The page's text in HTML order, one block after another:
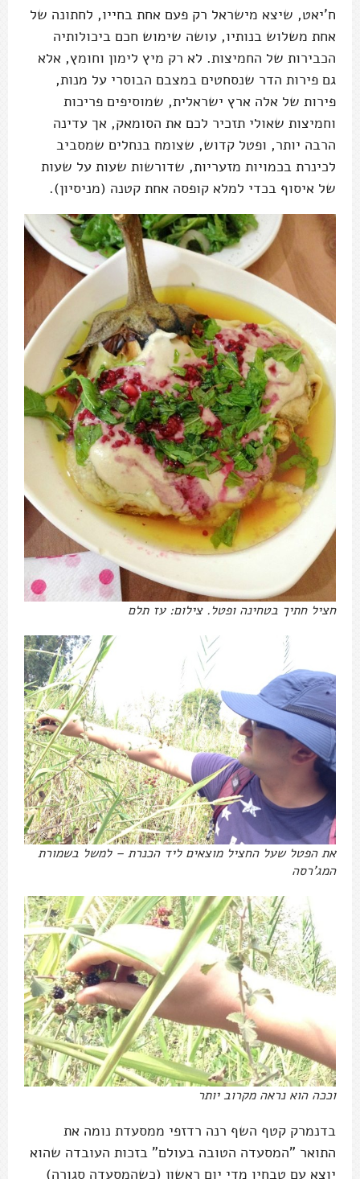
ח'יאט, שיצא מישראל רק פעם אחת בחייו, לחתונה של
אחת משלוש בנותיו, עושה שימוש חכם ביכולותיה
הכבירות של החמיצות. לא רק מיץ לימון וחומץ, אלא
גם פירות הדר שנסחטים במצבם הבוסרי על מנות,
פירות של אלה ארץ ישראלית, שמוסיפים פריכות
וחמיצות שאולי תזכיר לכם את הסומאק, אך עדינה
הרבה יותר, ופטל קדוש, שצומח בנחלים שמסביב
לכינרת בכמויות מזעריות, שדורשות שעות על שעות
של איסוף בכדי למלא קופסה אחת קטנה (מניסיון).
חציל חתיך בטחינה ופטל. צילום: עז תלם
את הפטל שעל החציל מוצאים ליד הכנרת – למשל בשמורת
המג'רסה
וככה הוא נראה מקרוב יותר
בדנמרק קטף השף רנה רדזפי ממסעדת נומה את
התואר "המסעדה הטובה בעולם" בזכות העובדה שהוא
יוצא עם טבחיו מדי יום ראשון (כשהמסעדה סגורה)